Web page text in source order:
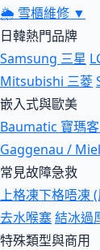
🌦 雪櫃維修 ▼
日韓熱門品牌
Samsung 三星
Mitsubishi 三菱
嵌入式與歐美
Baumatic 寶瑪
Gaggenau /
常見故障急救
上格凍下格唔凍
去水喉塞結冰過
特殊類型與商用